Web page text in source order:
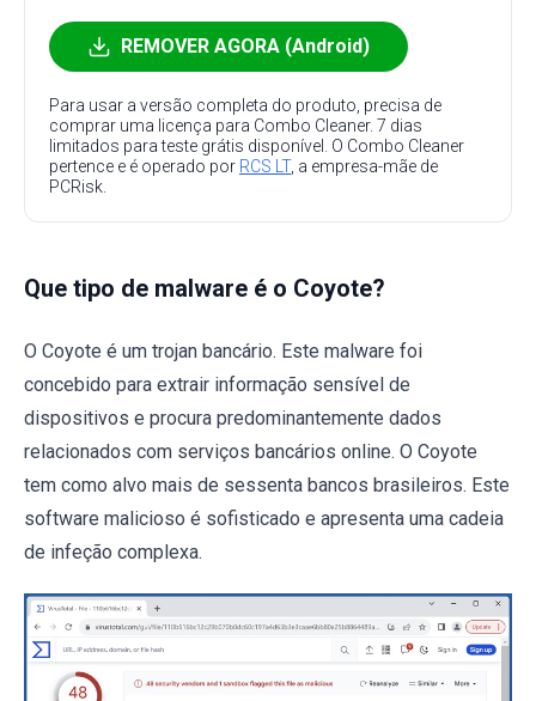
REMOVER AGORA (Android)
Para usar a versão completa do produto, precisa de
comprar uma licença para Combo Cleaner. 7 dias
limitados para teste grátis disponível. O Combo Cleaner
pertence e é operado por RCS LT, a empresa-mãe de
PCRisk.
Que tipo de malware é o Coyote?
O Coyote é um trojan bancário. Este malware foi
concebido para extrair informação sensível de
dispositivos e procura predominantemente dados
relacionados com serviços bancários online. O Coyote
tem como alvo mais de sessenta bancos brasileiros. Este
software malicioso é sofisticado e apresenta uma cadeia
de infeção complexa.